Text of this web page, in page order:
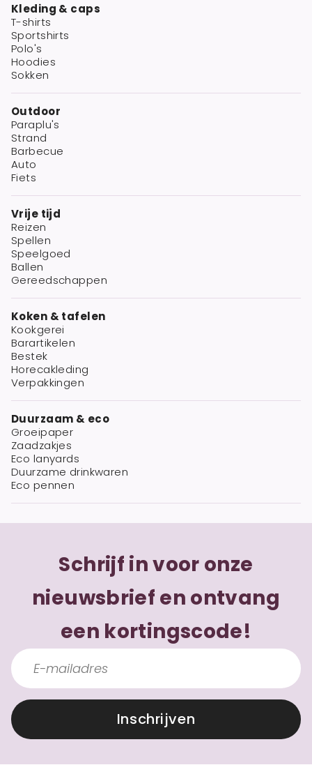
Kleding & caps
T-shirts
Sportshirts
Polo's
Hoodies
Sokken
Outdoor
Paraplu's
Strand
Barbecue
Auto
Fiets
Vrije tijd
Reizen
Spellen
Speelgoed
Ballen
Gereedschappen
Koken & tafelen
Kookgerei
Barartikelen
Bestek
Horecakleding
Verpakkingen
Duurzaam & eco
Groeipaper
Zaadzakjes
Eco lanyards
Duurzame drinkwaren
Eco pennen
Schrijf in voor onze
nieuwsbrief en ontvang
een kortingscode!
Inschrijven